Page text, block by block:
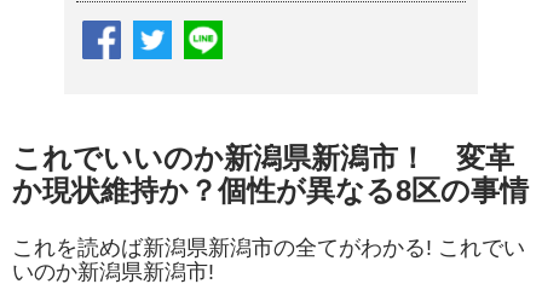
これでいいのか新潟県新潟市！ 変革
か現状維持か？個性が異なる8区の事情
これを読めば新潟県新潟市の全てがわかる! これでい
いのか新潟県新潟市!